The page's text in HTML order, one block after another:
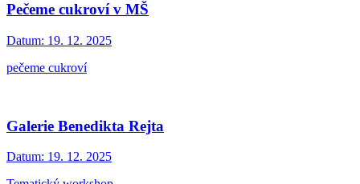
Pečeme cukroví v MŠ
Datum: 19. 12. 2025
pečeme cukroví
Galerie Benedikta Rejta
Datum: 19. 12. 2025